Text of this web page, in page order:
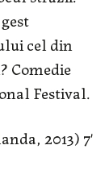
cel din
Comedie
Festival.
2013) 7'